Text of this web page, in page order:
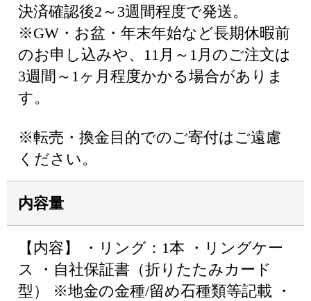
決済確認後2～3週間程度で発送。
※GW・お盆・年末年始など長期休暇前
のお申し込みや、11月～1月のご注文は
3週間～1ヶ月程度かかる場合がありま
す。
※転売・換金目的でのご寄付はご遠慮
ください。
内容量
【内容】 ・リング：1本 ・リングケー
ス ・自社保証書（折りたたみカード
型） ※地金の金種/留め石種類等記載 ・